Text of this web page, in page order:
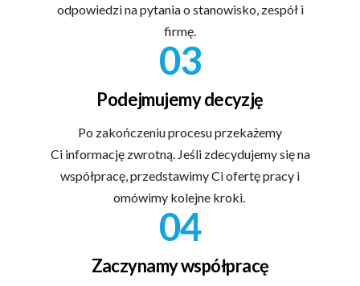
odpowiedzi na pytania o stanowisko, zespół i
firmę.
03
Podejmujemy decyzję
Po zakończeniu procesu przekażemy
Ci informację zwrotną. Jeśli zdecydujemy się na
współpracę, przedstawimy Ci ofertę pracy i
omówimy kolejne kroki.
04
Zaczynamy współpracę